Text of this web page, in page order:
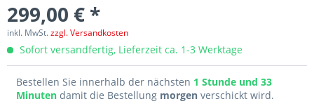
299,00 € *
inkl. MwSt.zzgl. Versandkosten
Sofort versandfertig, Lieferzeit ca. 1-3 Werktage
Bestellen Sie innerhalb der nächsten 1 Stunde und 33
Minuten damit die Bestellung morgen verschickt wird.